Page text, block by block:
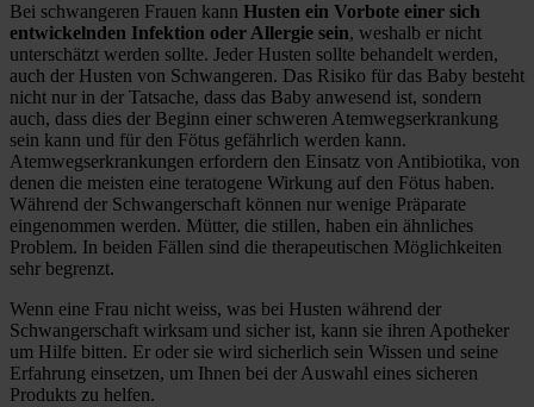
Bei schwangeren Frauen kann Husten ein Vorbote einer sich
entwickelnden Infektion oder Allergie sein, weshalb er nicht
unterschätzt werden sollte. Jeder Husten sollte behandelt werden,
auch der Husten von Schwangeren. Das Risiko für das Baby besteht
nicht nur in der Tatsache, dass das Baby anwesend ist, sondern
auch, dass dies der Beginn einer schweren Atemwegserkrankung
sein kann und für den Fötus gefährlich werden kann.
Atemwegserkrankungen erfordern den Einsatz von Antibiotika, von
denen die meisten eine teratogene Wirkung auf den Fötus haben.
Während der Schwangerschaft können nur wenige Präparate
eingenommen werden. Mütter, die stillen, haben ein ähnliches
Problem. In beiden Fällen sind die therapeutischen Möglichkeiten
sehr begrenzt.
Wenn eine Frau nicht weiss, was bei Husten während der
Schwangerschaft wirksam und sicher ist, kann sie ihren Apotheker
um Hilfe bitten. Er oder sie wird sicherlich sein Wissen und seine
Erfahrung einsetzen, um Ihnen bei der Auswahl eines sicheren
Produkts zu helfen.